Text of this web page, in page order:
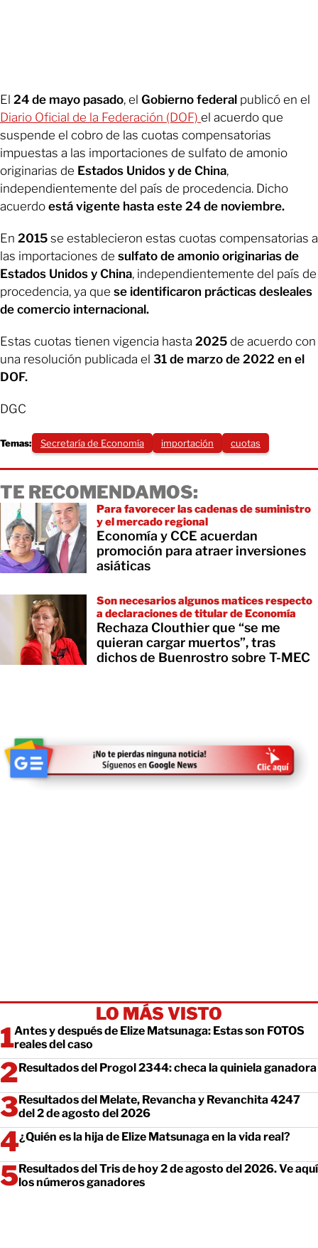
El 24 de mayo pasado, el Gobierno federal publicó en el
Diario Oficial de la Federación (DOF) el acuerdo que
suspende el cobro de las cuotas compensatorias
impuestas a las importaciones de sulfato de amonio
originarias de Estados Unidos y de China,
independientemente del país de procedencia. Dicho
acuerdo está vigente hasta este 24 de noviembre.
En 2015 se establecieron estas cuotas compensatorias a
las importaciones de sulfato de amonio originarias de
Estados Unidos y China, independientemente del país de
procedencia, ya que se identificaron prácticas desleales
de comercio internacional.
Estas cuotas tienen vigencia hasta 2025 de acuerdo con
una resolución publicada el 31 de marzo de 2022 en el
DOF.
DGC
Temas: Secretaría de Economía importación cuotas
TE RECOMENDAMOS:
Para favorecer las cadenas de suministro
y el mercado regional
Economía y CCE acuerdan
promoción para atraer inversiones
asiáticas
Son necesarios algunos matices respecto
a declaraciones de titular de Economía
Rechaza Clouthier que “se me
quieran cargar muertos”, tras
dichos de Buenrostro sobre T-MEC
LO MÁS VISTO
Antes y después de Elize Matsunaga: Estas son FOTOS
reales del caso
Resultados del Progol 2344: checa la quiniela ganadora
Resultados del Melate, Revancha y Revanchita 4247
del 2 de agosto del 2026
¿Quién es la hija de Elize Matsunaga en la vida real?
Resultados del Tris de hoy 2 de agosto del 2026. Ve aquí
los números ganadores